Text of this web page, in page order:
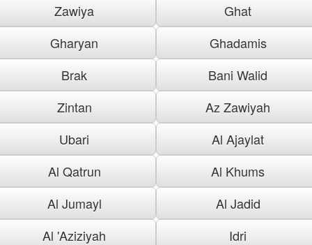
Zawiya
Ghat
Gharyan
Ghadamis
Brak
Bani Walid
Zintan
Az Zawiyah
Ubari
Al Ajaylat
Al Qatrun
Al Khums
Al Jumayl
Al Jadid
Al 'Aziziyah
Idri